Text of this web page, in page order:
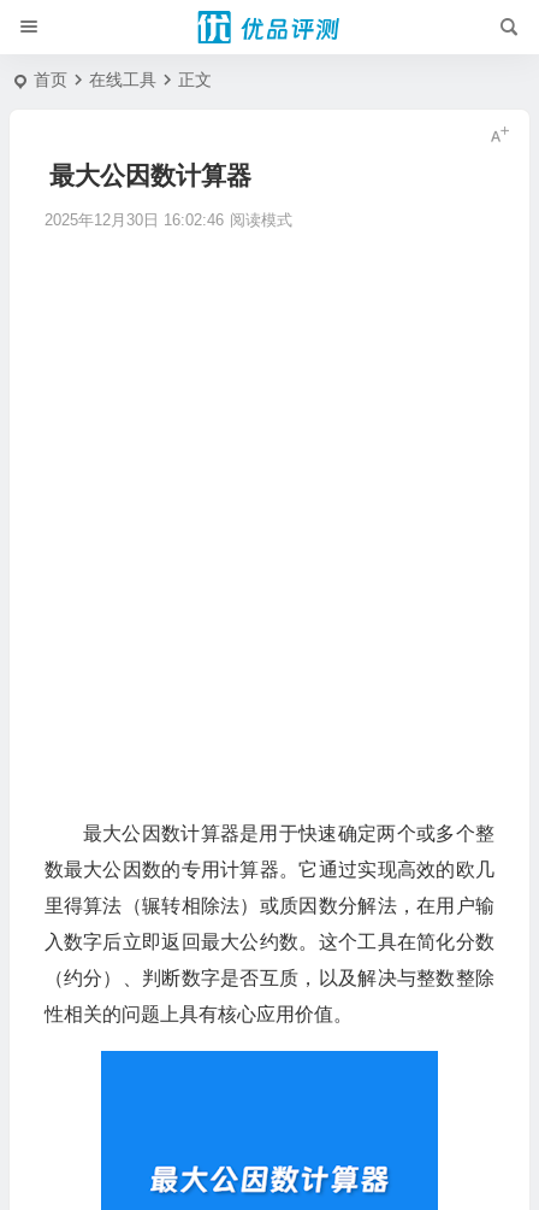
首页 在线工具 正文
最大公因数计算器
2025年12月30日 16:02:46 阅读模式
最大公因数计算器是用于快速确定两个或多个整
数最大公因数的专用计算器。它通过实现高效的欧几
里得算法（辗转相除法）或质因数分解法，在用户输
入数字后立即返回最大公约数。这个工具在简化分数
（约分）、判断数字是否互质，以及解决与整数整除
性相关的问题上具有核心应用价值。